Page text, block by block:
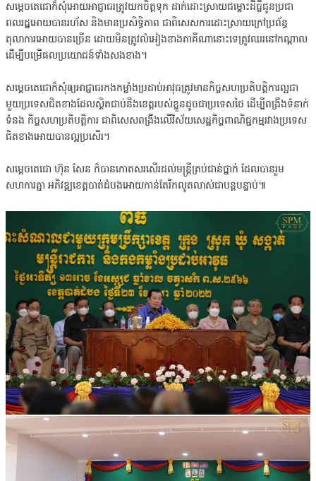
សម្តេចតេជោក៏សុំអោយអាជ្ញាធរត្រូវយកចិត្តទុក ដាក់ដោះស្រាយជម្លោះដីធ្លីជូនប្រជា
ពលរដ្ឋអោយបានរហ័ស និងមានប្រសិទ្ធិភាព ជាពិសេសការដោះស្រាយក្រៅប្រព័ន្ធ
តុលាការអោយបានច្រើន ដោយមិនត្រូវលំអៀងខាងភាគីណានោះទេត្រូវឈរនៅកណ្ដាល
ដើម្បីបម្រើផលប្រយោជន៍ទាំងសងខាង។
សម្ដេចតេជោក៏សុំឲ្យអាជ្ញាធរកងកម្លាំងប្រដាប់អាវុធត្រូវមានកិច្ចសហប្រតិបត្តិការល្អជា
មួយប្រទេសជិតខាងដែលស្ថិតជាប់នឹងខេត្តរបស់ខ្លួនដូចជាប្រទេសថៃ ដើម្បីពង្រឹងទំនាក់
ទំនង កិច្ចសហប្រតិបត្ដិការ ជាពិសេសពង្រឹងលើវិស័យសេដ្ឋកិច្ចពាណិជ្ជកម្មរវាងប្រទេស
ជិតខាងអោយបានល្អប្រសើរ។
សម្តេចតេជោ ហ៊ុន សែន ក៏បានកោតសរសើរដល់មន្ត្រីគ្រប់ជាន់ថ្នាក់ ដែលបានរួម
សហការគ្នា អភិវឌ្ឍខេត្តបាត់ដំបងអោយកាន់តែរីកលូតលាស់ជាបន្តបន្ទាប់៕